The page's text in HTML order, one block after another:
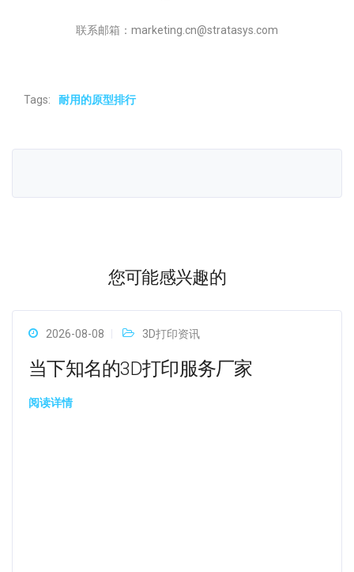
联系邮箱：marketing.cn@stratasys.com
Tags: 耐用的原型排行
您可能感兴趣的
2026-08-08 3D打印资讯
当下知名的3D打印服务厂家
阅读详情